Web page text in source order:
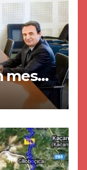
mes